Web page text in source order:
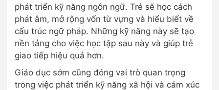
phát triển kỹ năng ngôn ngữ. Trẻ sẽ học cách
phát âm, mở rộng vốn từ vựng và hiểu biết về
cấu trúc ngữ pháp. Những kỹ năng này sẽ tạo
nền tảng cho việc học tập sau này và giúp trẻ
giao tiếp hiệu quả hơn.
Giáo dục sớm cũng đóng vai trò quan trọng
trong việc phát triển kỹ năng xã hội và cảm xúc